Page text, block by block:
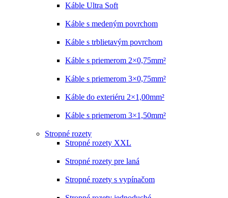
Káble Ultra Soft
Káble s medeným povrchom
Káble s trblietavým povrchom
Káble s priemerom 2×0,75mm²
Káble s priemerom 3×0,75mm²
Káble do exteriéru 2×1,00mm²
Káble s priemerom 3×1,50mm²
Stropné rozety
Stropné rozety XXL
Stropné rozety pre laná
Stropné rozety s vypínačom